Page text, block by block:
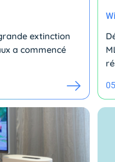
extinction
a commencé